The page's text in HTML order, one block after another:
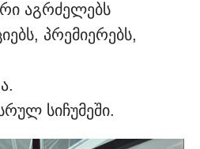
აგრძელებს
პრემიერებს,
სიჩუმეში.